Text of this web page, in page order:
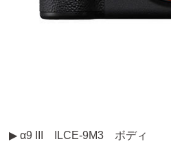
▶ α9 III ILCE-9M3 ボディ